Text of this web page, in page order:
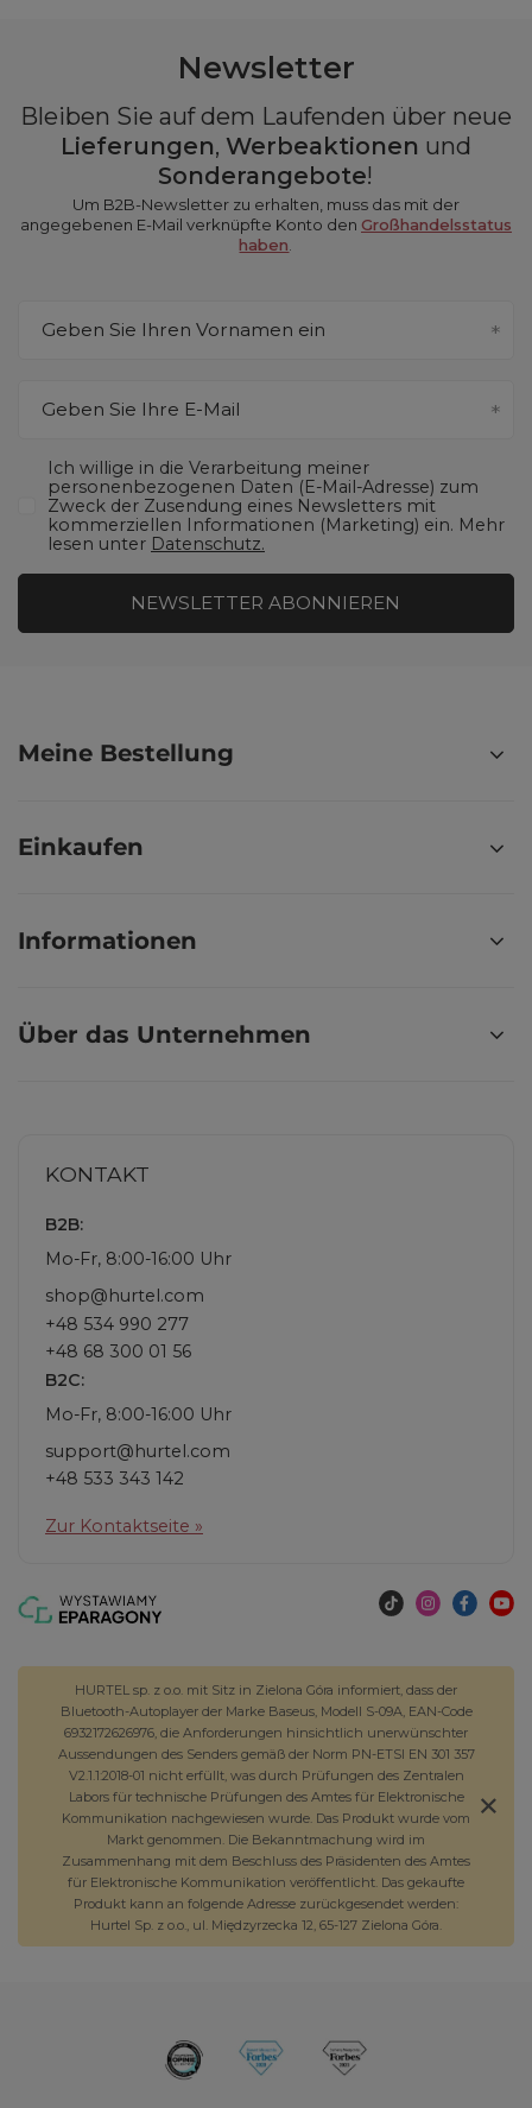
Newsletter
Bleiben Sie auf dem Laufenden über neue
Lieferungen, Werbeaktionen und
Sonderangebote!
Um B2B-Newsletter zu erhalten, muss das mit der
angegebenen E-Mail verknüpfte Konto den Großhandelsstatus
haben
Geben Sie Ihren Vornamen ein
Geben Sie Ihre E-Mail
Ich willige in die Verarbeitung meiner
personenbezogenen Daten (E-Mail-Adresse) zum
Zweck der Zusendung eines Newsletters mit
kommerziellen Informationen (Marketing) ein. Mehr
lesen unter Datenschutz.
NEWSLETTER ABONNIEREN
Meine Bestellung
Einkaufen
Informationen
Über das Unternehmen
KONTAKT
B2B:
Mo-Fr, 8:00-16:00 Uhr
shop@hurtel.com
+48 534 990 277
+48 68 300 01 56
B2C:
Mo-Fr, 8:00-16:00 Uhr
support@hurtel.com
+48 533 343 142
Zur Kontaktseite »
HURTEL sp. z o.o. mit Sitz in Zielona Góra informiert, dass der
Bluetooth-Autoplayer der Marke Baseus, Modell S-09A, EAN-Code
6932172626976, die Anforderungen hinsichtlich unerwünschter
Aussendungen des Senders gemäß der Norm PN-ETSI EN 301 357
V2.1.1:2018-01 nicht erfüllt, was durch Prüfungen des Zentralen
Labors für technische Prüfungen des Amtes für Elektronische
Kommunikation nachgewiesen wurde. Das Produkt wurde vom
Markt genommen. Die Bekanntmachung wird im
Zusammenhang mit dem Beschluss des Präsidenten des Amtes
für Elektronische Kommunikation veröffentlicht. Das gekaufte
Produkt kann an folgende Adresse zurückgesendet werden:
Hurtel Sp. z o.o., ul. Międzyrzecka 12, 65-127 Zielona Góra.